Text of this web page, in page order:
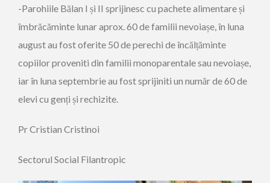
-Parohiile Bălan I și II sprijinesc cu pachete alimentare și
îmbrăcăminte lunar aprox. 60 de familii nevoiașe, în luna
august au fost oferite 50 de perechi de încălțăminte
copiilor proveniti din familii monoparentale sau nevoiașe,
iar în luna septembrie au fost sprijiniti un număr de 60 de
elevi cu genți și rechizite.
Pr Cristian Cristinoi
Sectorul Social Filantropic